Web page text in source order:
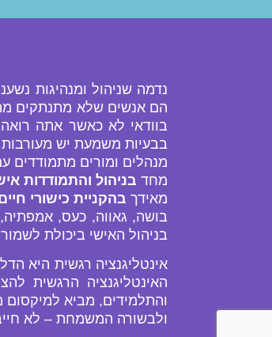
נדמה שניהול ומנהיגות
הם אנשים שלא מתנתקים
בוודאי לא כאשר אתה רואה
בבעיות משמעת יש
מנהלים ומורים מתמודדים
מחד בניהול והתמודדות
מאידך בהקניית כישורי
בושה, גאווה, כעס,
בניהול האישי ביכולת
אינטליגנציה רגשית היא
והתלמידים, מביא למיקסום
ולבשורה המשמחת – לא